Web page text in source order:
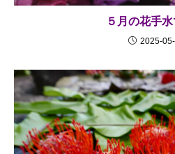
５月の花手水
2025-